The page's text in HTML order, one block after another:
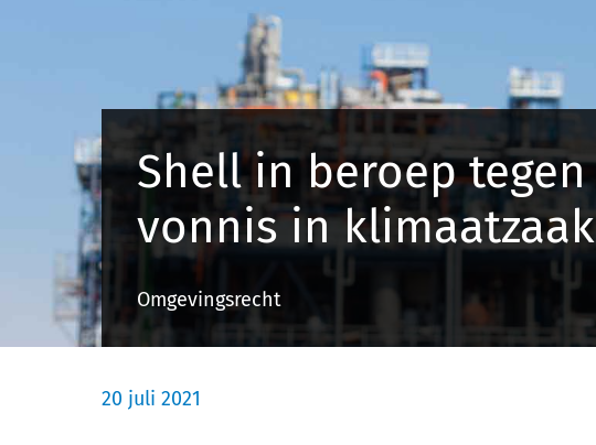
Shell in beroep tegen
vonnis in klimaatzaak
Omgevingsrecht
20 juli 2021